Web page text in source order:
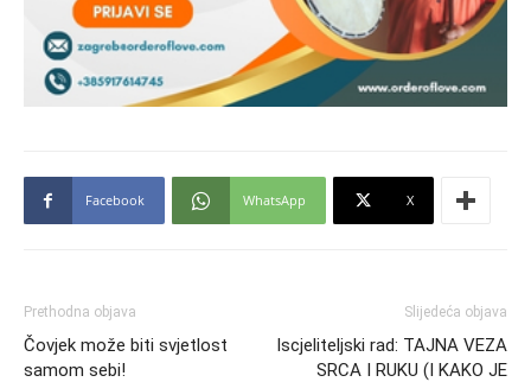
Facebook WhatsApp X
Prethodna objava
Čovjek može biti svjetlost
samom sebi!
Slijedeća objava
Iscjeliteljski rad: TAJNA VEZA
SRCA I RUKU (I KAKO JE